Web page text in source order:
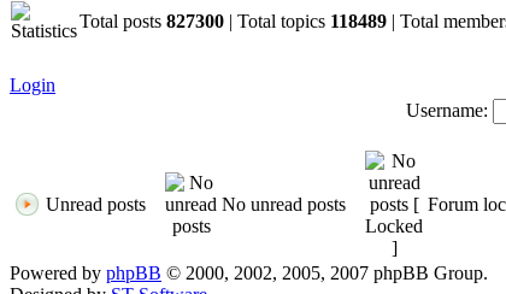
Total posts 827300 | Total topics 118489 | Total
Login
Username:
Unread posts No unread posts Forum
Powered by phpBB © 2000, 2002, 2005, 2007 phpBB Group.